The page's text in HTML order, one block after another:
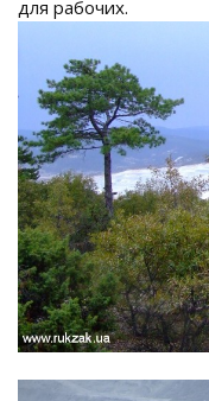
для рабочих.